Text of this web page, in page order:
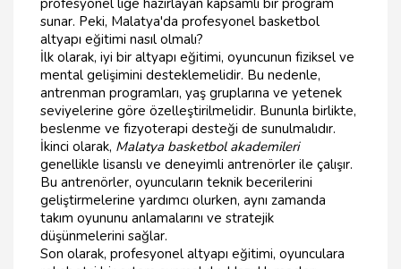
profesyonel lige hazırlayan kapsamlı bir program
sunar. Peki, Malatya'da profesyonel basketbol
altyapı eğitimi nasıl olmalı?
İlk olarak, iyi bir altyapı eğitimi, oyuncunun fiziksel ve
mental gelişimini desteklemelidir. Bu nedenle,
antrenman programları, yaş gruplarına ve yetenek
seviyelerine göre özelleştirilmelidir. Bununla birlikte,
beslenme ve fizyoterapi desteği de sunulmalıdır.
İkinci olarak, Malatya basketbol akademileri
genellikle lisanslı ve deneyimli antrenörler ile çalışır.
Bu antrenörler, oyuncuların teknik becerilerini
geliştirmelerine yardımcı olurken, aynı zamanda
takım oyununu anlamalarını ve stratejik
düşünmelerini sağlar.
Son olarak, profesyonel altyapı eğitimi, oyunculara